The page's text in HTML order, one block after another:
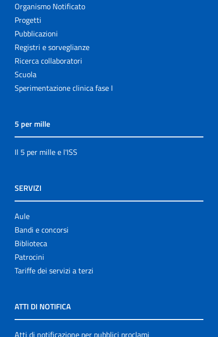
Organismo Notificato
Progetti
Pubblicazioni
Registri e sorveglianze
Ricerca collaboratori
Scuola
Sperimentazione clinica fase I
5 per mille
Il 5 per mille e l'ISS
SERVIZI
Aule
Bandi e concorsi
Biblioteca
Patrocini
Tariffe dei servizi a terzi
ATTI DI NOTIFICA
Atti di notificazione per pubblici proclami